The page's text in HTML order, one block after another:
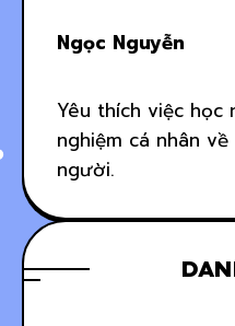
Ngọc Nguyễn
Yêu thích việc học
nghiệm cá nhân
người.